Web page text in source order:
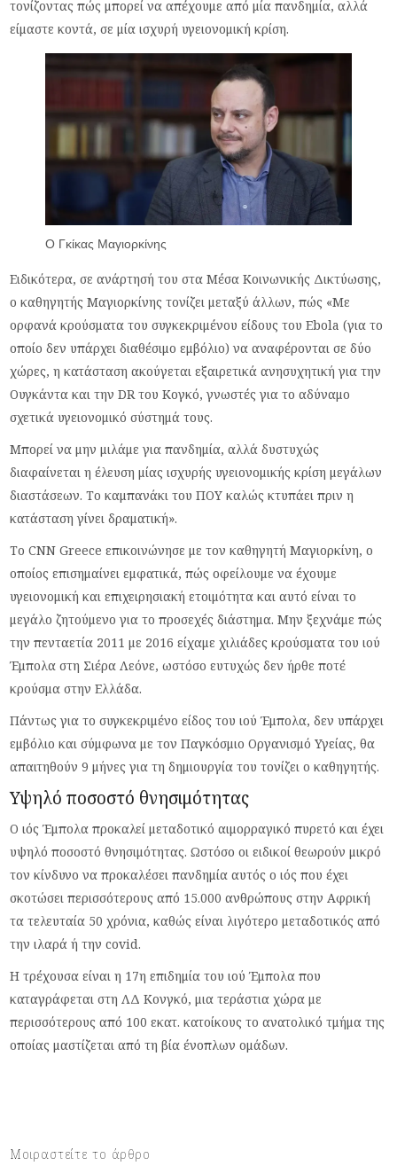
τονίζοντας πώς μπορεί να απέχουμε από μία πανδημία, αλλά
είμαστε κοντά, σε μία ισχυρή υγειονομική κρίση.
Ο Γκίκας Μαγιορκίνης
Ειδικότερα, σε ανάρτησή του στα Μέσα Κοινωνικής Δικτύωσης,
ο καθηγητής Μαγιορκίνης τονίζει μεταξύ άλλων, πώς «Με
ορφανά κρούσματα του συγκεκριμένου είδους του Ebola (για το
οποίο δεν υπάρχει διαθέσιμο εμβόλιο) να αναφέρονται σε δύο
χώρες, η κατάσταση ακούγεται εξαιρετικά ανησυχητική για την
Ουγκάντα και την DR του Κογκό, γνωστές για το αδύναμο
σχετικά υγειονομικό σύστημά τους.
Μπορεί να μην μιλάμε για πανδημία, αλλά δυστυχώς
διαφαίνεται η έλευση μίας ισχυρής υγειονομικής κρίση μεγάλων
διαστάσεων. Το καμπανάκι του ΠΟΥ καλώς κτυπάει πριν η
κατάσταση γίνει δραματική».
Το CNN Greece επικοινώνησε με τον καθηγητή Μαγιορκίνη, ο
οποίος επισημαίνει εμφατικά, πώς οφείλουμε να έχουμε
υγειονομική και επιχειρησιακή ετοιμότητα και αυτό είναι το
μεγάλο ζητούμενο για το προσεχές διάστημα. Μην ξεχνάμε πώς
την πενταετία 2011 με 2016 είχαμε χιλιάδες κρούσματα του ιού
Έμπολα στη Σιέρα Λεόνε, ωστόσο ευτυχώς δεν ήρθε ποτέ
κρούσμα στην Ελλάδα.
Πάντως για το συγκεκριμένο είδος του ιού Έμπολα, δεν υπάρχει
εμβόλιο και σύμφωνα με τον Παγκόσμιο Οργανισμό Υγείας, θα
απαιτηθούν 9 μήνες για τη δημιουργία του τονίζει ο καθηγητής.
Υψηλό ποσοστό θνησιμότητας
Ο ιός Έμπολα προκαλεί μεταδοτικό αιμορραγικό πυρετό και έχει
υψηλό ποσοστό θνησιμότητας. Ωστόσο οι ειδικοί θεωρούν μικρό
τον κίνδυνο να προκαλέσει πανδημία αυτός ο ιός που έχει
σκοτώσει περισσότερους από 15.000 ανθρώπους στην Αφρική
τα τελευταία 50 χρόνια, καθώς είναι λιγότερο μεταδοτικός από
την ιλαρά ή την covid.
Η τρέχουσα είναι η 17η επιδημία του ιού Έμπολα που
καταγράφεται στη ΛΔ Κονγκό, μια τεράστια χώρα με
περισσότερους από 100 εκατ. κατοίκους το ανατολικό τμήμα της
οποίας μαστίζεται από τη βία ένοπλων ομάδων.
Μοιραστείτε το άρθρο